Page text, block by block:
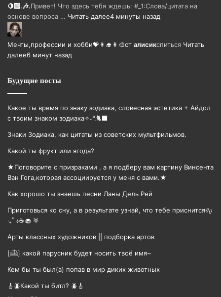
🍋‍🟩.🎶.Привет! Что здесь тебя ждешь: #_1:Слова/цитата на
основе вопроса … Читать далее4 минуты назад
Мечты,профессии и хобби💝👩‍🎓👩‍🎨от алисикспиться Читать
далее6 минут назад
Будущие посты
Какое ты время по знаку зодиака, словесная эстетика + Айдол
с твоим знаком зодиака✧˖°.🐈‍⬛
Знаки Зодиака, как цитаты из советских мультфильмов.
Какой ты фрукт или ягода?
★Поговорите с призраками , а я подберу вам картину Винсента
Ван Гога,которая ассоциируется у меня с вами.★
Как хорошо ты знаешь песни Ланы Дель Рей
Приготовься ко сну, а в результате узнай, что тебе приснится𝜗𝜚
‧₊˚ ⊹☕️🧁 ࣪𖤐
Арты классных художников || подборка артов
[𓊝] какой парусник будет носить твоë имя~
Кем бы ты был(а) попав в мир диких животных
🎸🪲Какой ты битл? 🪲🎸